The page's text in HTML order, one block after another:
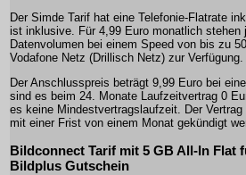
Der Simde Tarif hat eine Telefonie-Flatrate
ist inklusive. Für 4,99 Euro monatlich stehen
Datenvolumen bei einem Speed von bis zu
Vodafone Netz (Drillisch Netz) zur Verfügung.
Der Anschlusspreis beträgt 9,99 Euro bei
sind es beim 24. Monate Laufzeitvertrag 0
es keine Mindestvertragslaufzeit. Der
mit einer Frist von einem Monat gekündigt
Bildconnect Tarif mit 5 GB All-In Flat
Bildplus Gutschein